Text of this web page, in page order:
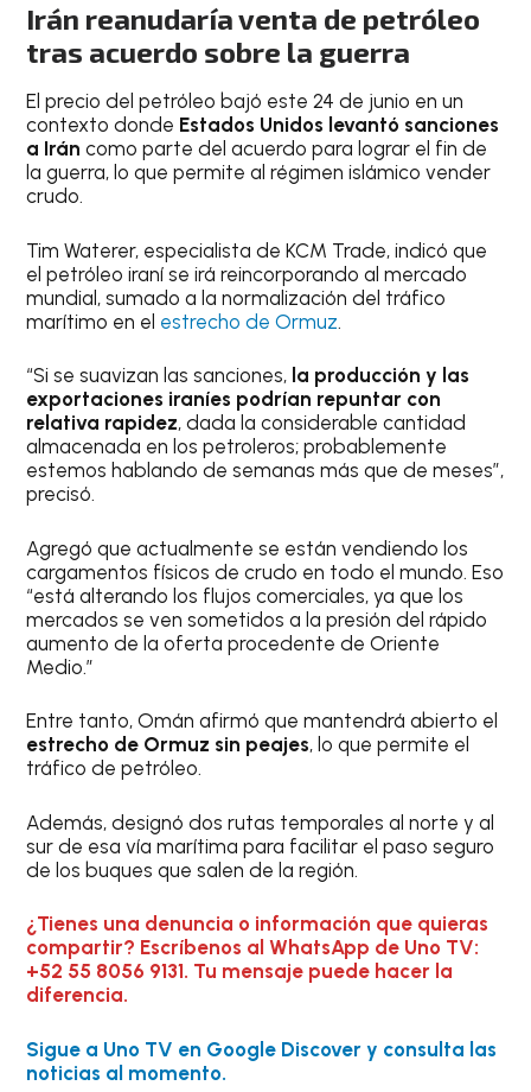
Irán reanudaría venta de petróleo
tras acuerdo sobre la guerra
El precio del petróleo bajó este 24 de junio en un
contexto donde Estados Unidos levantó sanciones
a Irán como parte del acuerdo para lograr el fin de
la guerra, lo que permite al régimen islámico vender
crudo.
Tim Waterer, especialista de KCM Trade, indicó que
el petróleo iraní se irá reincorporando al mercado
mundial, sumado a la normalización del tráfico
marítimo en el estrecho de Ormuz.
“Si se suavizan las sanciones, la producción y las
exportaciones iraníes podrían repuntar con
relativa rapidez, dada la considerable cantidad
almacenada en los petroleros; probablemente
estemos hablando de semanas más que de meses”,
precisó.
Agregó que actualmente se están vendiendo los
cargamentos físicos de crudo en todo el mundo. Eso
“está alterando los flujos comerciales, ya que los
mercados se ven sometidos a la presión del rápido
aumento de la oferta procedente de Oriente
Medio.”
Entre tanto, Omán afirmó que mantendrá abierto el
estrecho de Ormuz sin peajes, lo que permite el
tráfico de petróleo.
Además, designó dos rutas temporales al norte y al
sur de esa vía marítima para facilitar el paso seguro
de los buques que salen de la región.
¿Tienes una denuncia o información que quieras
compartir? Escríbenos al WhatsApp de Uno TV:
+52 55 8056 9131. Tu mensaje puede hacer la
diferencia.
Sigue a Uno TV en Google Discover y consulta las
noticias al momento.